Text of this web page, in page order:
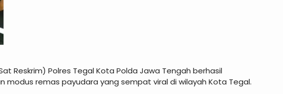
Reskrim) Polres Tegal Kota Polda Jawa Tengah berhasil
modus remas payudara yang sempat viral di wilayah Kota Tegal.